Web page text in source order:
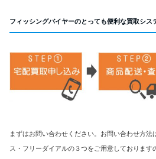
フィッシングバイヤーのとっても便利な買取シス
まずはお問い合わせください。お問い合わせ方法
ス・フリーダイアルの３つをご用意しております